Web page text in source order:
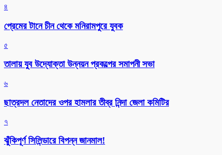
৪
প্রেমের টানে চীন থেকে মনিরামপুরে যুবক
৫
তালায় যুব উদ্যোক্তা উন্নয়ন প্রকল্পের সমাপনী সভা
৬
ছাত্রদল নেতাদের ওপর হামলার তীব্র নিন্দা জেলা কমিটির
৭
ঝুঁকিপূর্ণ সিলিন্ডারে বিপন্ন জানমাল!